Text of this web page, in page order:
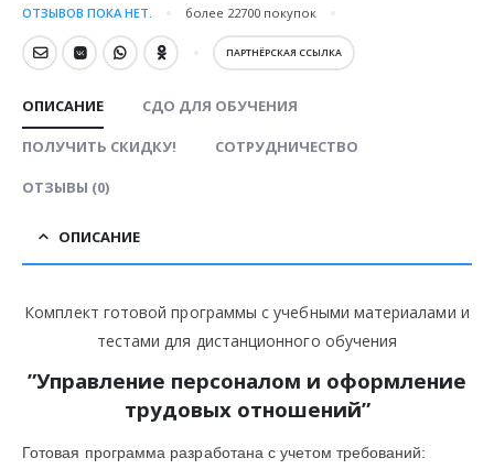
ОТЗЫВОВ ПОКА НЕТ. более 22700 покупок
ПАРТНЁРСКАЯ ССЫЛКА
ОПИСАНИЕ СДО ДЛЯ ОБУЧЕНИЯ
ПОЛУЧИТЬ СКИДКУ! СОТРУДНИЧЕСТВО
ОТЗЫВЫ (0)
ОПИСАНИЕ
Комплект готовой программы с учебными материалами и
тестами для дистанционного обучения
”Управление персоналом и оформление
трудовых отношений”
Готовая программа разработана с учетом требований: